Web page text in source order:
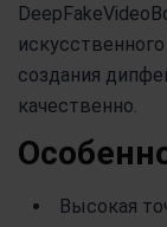
создания
качественно.
Высокая